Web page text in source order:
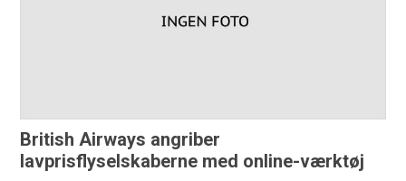
British Airways angriber
lavprisflyselskaberne med online-værktøj